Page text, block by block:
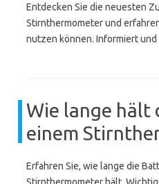
Entdecken Sie die neuesten
Stirnthermometer und
nutzen können. Informiert und
Wie lange hält
einem
Erfahren Sie, wie lange die